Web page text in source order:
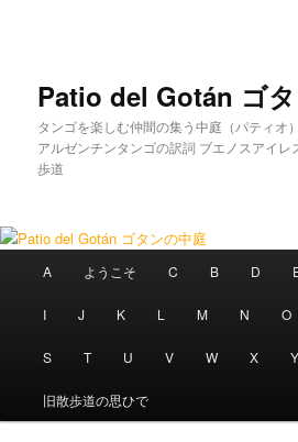
Patio del Gotán ゴ
タンゴを楽しむ仲間の集う中庭（パティオ
アルゼンチンタンゴの訳詞 ブエノスアイ
歩道
A ようこそ C B D
I J K L M N O
S T U V W X Y
旧散歩道の思ひで